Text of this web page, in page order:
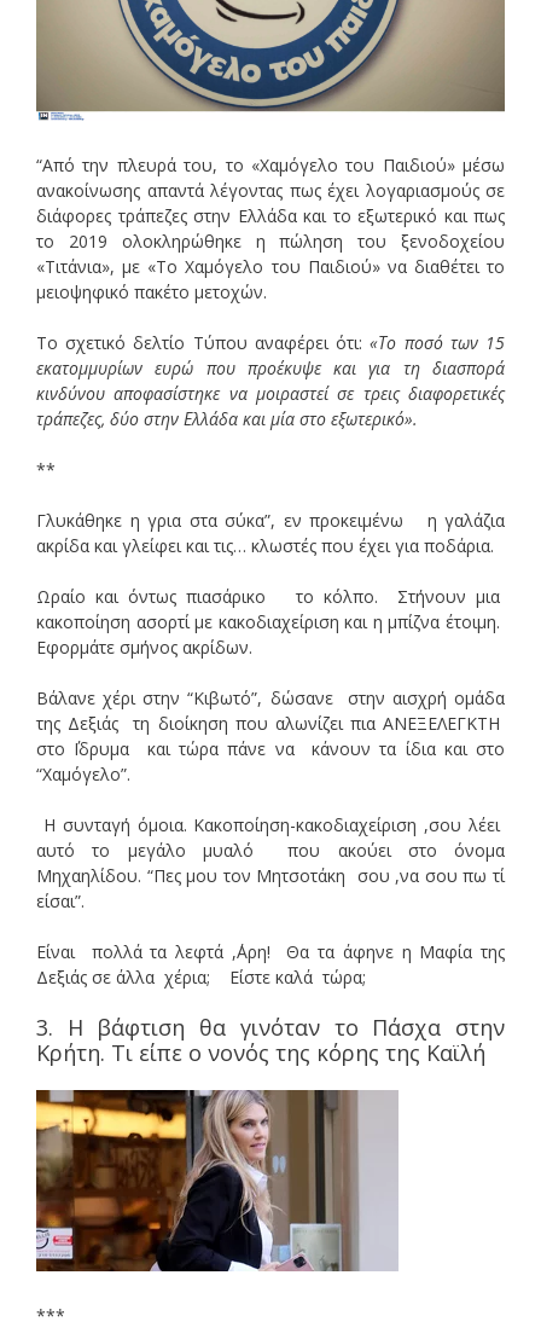
“Από την πλευρά του, το «Χαμόγελο του Παιδιού» μέσω
ανακοίνωσης απαντά λέγοντας πως έχει λογαριασμούς σε
διάφορες τράπεζες στην Ελλάδα και το εξωτερικό και πως
το 2019 ολοκληρώθηκε η πώληση του ξενοδοχείου
«Τιτάνια», με «Το Χαμόγελο του Παιδιού» να διαθέτει το
μειοψηφικό πακέτο μετοχών.
Το σχετικό δελτίο Τύπου αναφέρει ότι:«Το ποσό των 15
εκατομμυρίων ευρώ που προέκυψε και για τη διασπορά
κινδύνου αποφασίστηκε να μοιραστεί σε τρεις διαφορετικές
τράπεζες, δύο στην Ελλάδα και μία στο εξωτερικό».
**
Γλυκάθηκε η γρια στα σύκα”, εν προκειμένω η γαλάζια
ακρίδα και γλείφει και τις… κλωστές που έχει για ποδάρια.
Ωραίο και όντως πιασάρικο το κόλπο. Στήνουν μια
κακοποίηση ασορτί με κακοδιαχείριση και η μπίζνα έτοιμη.
Εφορμάτε σμήνος ακρίδων.
Βάλανε χέρι στην “Κιβωτό”, δώσανε στην αισχρή ομάδα
της Δεξιάς τη διοίκηση που αλωνίζει πια ΑΝΕΞΕΛΕΓΚΤΗ
στο ΄Ιδρυμα και τώρα πάνε να κάνουν τα ίδια και στο
“Χαμόγελο”.
Η συνταγή όμοια. Κακοποίηση-κακοδιαχείριση ,σου λέει
αυτό το μεγάλο μυαλό που ακούει στο όνομα
Μηχαηλίδου. “Πες μου τον Μητσοτάκη σου ,να σου πω τί
είσαι”.
Είναι πολλά τα λεφτά ,΄Αρη! Θα τα άφηνε η Μαφία της
Δεξιάς σε άλλα χέρια; Είστε καλά τώρα;
3. Η βάφτιση θα γινόταν το Πάσχα στην
Κρήτη. Τι είπε ο νονός της κόρης της Καϊλή
***